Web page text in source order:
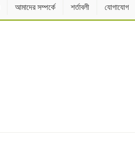
আমাদের সম্পর্কে শর্তাবলী যোগাযোগ